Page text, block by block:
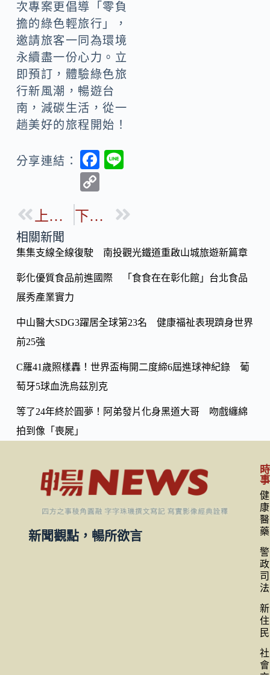
次專案更倡導「零負
擔的綠色輕旅行」，
邀請旅客一同為環境
永續盡一份心力。立
即預訂，體驗綠色旅
行新風潮，暢遊台
南，減碳生活，從一
趟美好的旅程開始！
分享連結：
F
b
o
k
p
Li
n
上一篇 下一篇
相關新聞
集集支線全線復駛 南投觀光鐵道重啟山城旅遊新篇章
彰化優質食品前進國際 「食食在在彰化館」台北食品
展秀產業實力
中山醫大SDG3躍居全球第23名 健康福祉表現躋身世界
前25強
C羅41歲照樣轟！世界盃梅開二度締6屆進球神紀錄 葡
萄牙5球血洗烏茲別克
等了24年終於圓夢！阿弟發片化身黑道大哥 吻戲纏綿
拍到像「喪屍」
新聞觀點，暢所欲言
時
事
健
康
醫
藥
警
政
司
法
新
住
民
社
會